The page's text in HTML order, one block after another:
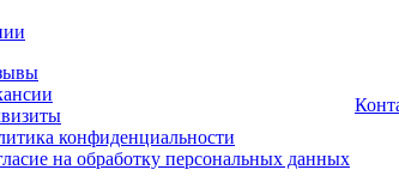
конфиденциальности
на обработку персональных данных